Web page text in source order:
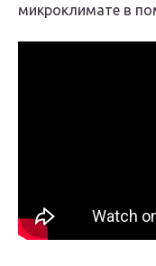
микроклимате в